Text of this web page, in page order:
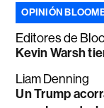
OPINIÓN
Editores de
Kevin Warsh
Liam Denning
Un Trump